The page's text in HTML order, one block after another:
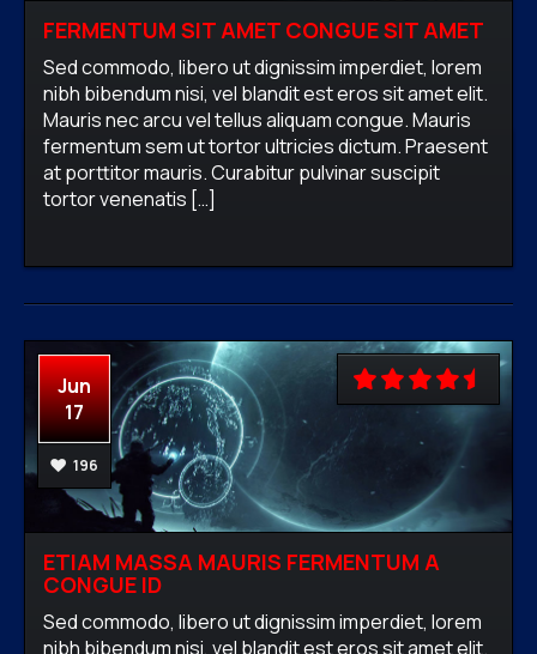
FERMENTUM SIT AMET CONGUE SIT AMET
Sed commodo, libero ut dignissim imperdiet, lorem
nibh bibendum nisi, vel blandit est eros sit amet elit.
Mauris nec arcu vel tellus aliquam congue. Mauris
fermentum sem ut tortor ultricies dictum. Praesent
at porttitor mauris. Curabitur pulvinar suscipit
tortor venenatis […]
firewavadmin No comments
Adventure,
RPG,
Strategy
Jun
17
196
ETIAM MASSA MAURIS FERMENTUM A
CONGUE ID
Sed commodo, libero ut dignissim imperdiet, lorem
nibh bibendum nisi, vel blandit est eros sit amet elit.